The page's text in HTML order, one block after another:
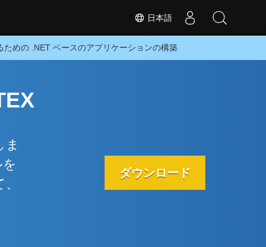
日本語
めの .NET ベースのアプリケーションの構築
ま
ダウンロード